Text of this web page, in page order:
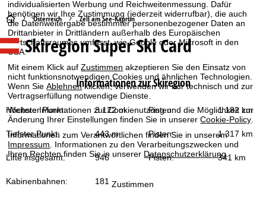
individualisierten Werbung und Reichweitenmessung. Dafür
benötigen wir Ihre Zustimmung (jederzeit widerrufbar), die auch
die Datenweitergabe bestimmter personenbezogener Daten an
Drittanbieter in Drittländern außerhalb des Europäischen
Wirtschaftsraumes umfasst, wie Google oder Microsoft in den
USA.
Mit einem Klick aufZustimmen akzeptieren Sie den Einsatz von
nicht funktionsnotwendigen Cookies und ähnlichen Technologien.
Wenn SieAblehnenklicken, verwenden wir nur technisch und zur
Vertragserfüllung notwendige Dienste.
Weitere Informationen zur Cookienutzung und die Möglichkeit zur
Änderung Ihrer Einstellungen finden Sie in unsererCookie-Policy
Informationen zum Verantwortlichen finden Sie in unserem
Impressum . Informationen zu den Verarbeitungszwecken und
Ihren Rechten finden Sie in unserer Datenschutzerklärung.
Zustimmen
S
t
a
r
t
s
Österreich Zell am See-Kaprun
Skiregion Super Ski Card
Informationen zur Skiregion
Höchster Punkt: 3 122 m Pisten: 1 182 km
Tiefster Punkt: 443 m Pisten: 1 317 km
Lifte insgesamt: 946 Pisten: 341 km
Kabinenbahnen: 181